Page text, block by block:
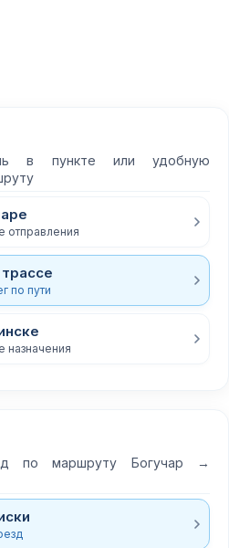
в пункте или удобную
отправления
по пути
назначения
по маршруту Богучар →